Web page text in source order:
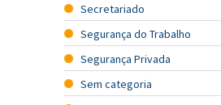
Secretariado
Segurança do Trabalho
Segurança Privada
Sem categoria